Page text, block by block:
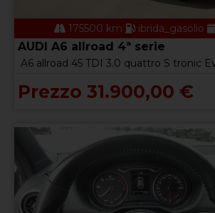
175500 km ibrida_gasolio
AUDI A6 allroad 4ª serie
A6 allroad 45 TDI 3.0 quattro S tronic
Prezzo 31.900,00 €